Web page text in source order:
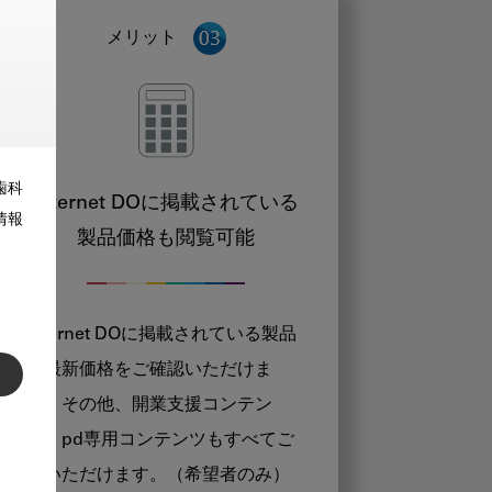
科
報
メリット
Internet DOに掲載されている
製品価格も閲覧可能
Internet DOに掲載されている製品
の最新価格をご確認いただけま
す。その他、開業支援コンテン
ツ、pd専用コンテンツもすべてご
覧いただけます。（希望者のみ）